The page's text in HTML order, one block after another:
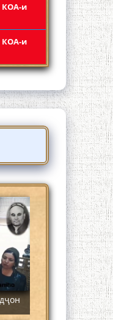
КОА-и
КОА-и